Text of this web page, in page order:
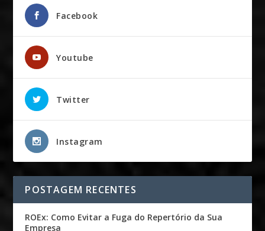
Facebook
Youtube
Twitter
Instagram
POSTAGEM RECENTES
ROEx: Como Evitar a Fuga do Repertório da Sua
Empresa